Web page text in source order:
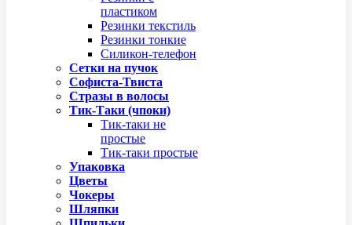
пластиком
Резинки текстиль
Резинки тонкие
Силикон-телефон
Сетки на пучок
Софиста-Твиста
Стразы в волосы
Тик-Таки (чпоки)
Тик-таки не
простые
Тик-таки простые
Упаковка
Цветы
Чокеры
Шляпки